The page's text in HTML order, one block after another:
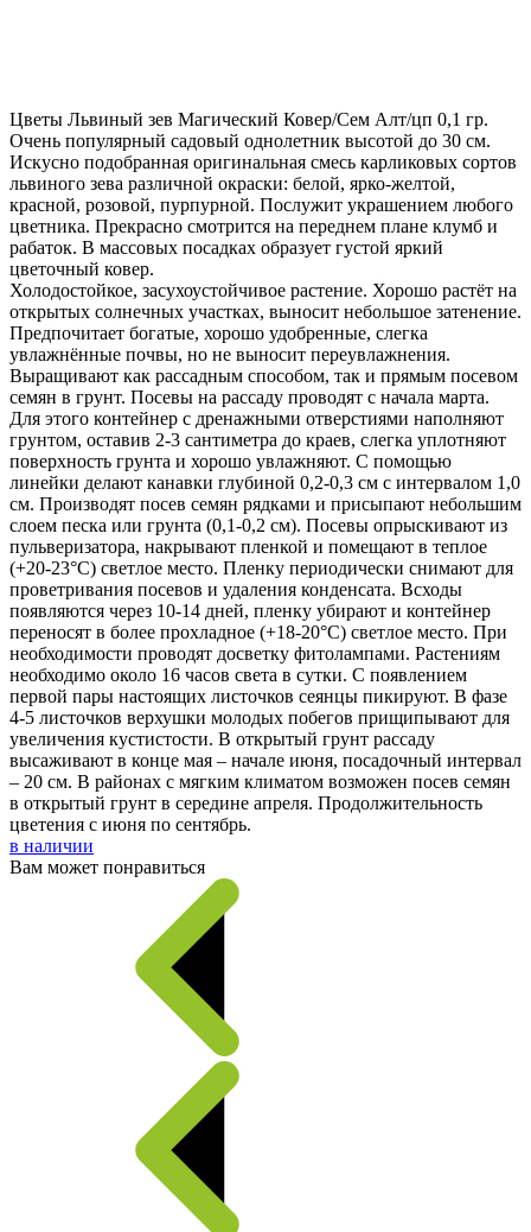
Цветы Львиный зев Магический Ковер/Сем Алт/цп 0,1 гр.
Очень популярный садовый однолетник высотой до 30 см.
Искусно подобранная оригинальная смесь карликовых сортов
львиного зева различной окраски: белой, ярко-желтой,
красной, розовой, пурпурной. Послужит украшением любого
цветника. Прекрасно смотрится на переднем плане клумб и
рабаток. В массовых посадках образует густой яркий
цветочный ковер.
Холодостойкое, засухоустойчивое растение. Хорошо растёт на
открытых солнечных участках, выносит небольшое затенение.
Предпочитает богатые, хорошо удобренные, слегка
увлажнённые почвы, но не выносит переувлажнения.
Выращивают как рассадным способом, так и прямым посевом
семян в грунт. Посевы на рассаду проводят с начала марта.
Для этого контейнер с дренажными отверстиями наполняют
грунтом, оставив 2-3 сантиметра до краев, слегка уплотняют
поверхность грунта и хорошо увлажняют. С помощью
линейки делают канавки глубиной 0,2-0,3 см с интервалом 1,0
см. Производят посев семян рядками и присыпают небольшим
слоем песка или грунта (0,1-0,2 см). Посевы опрыскивают из
пульверизатора, накрывают пленкой и помещают в теплое
(+20-23°С) светлое место. Пленку периодически снимают для
проветривания посевов и удаления конденсата. Всходы
появляются через 10-14 дней, пленку убирают и контейнер
переносят в более прохладное (+18-20°C) светлое место. При
необходимости проводят досветку фитолампами. Растениям
необходимо около 16 часов света в сутки. С появлением
первой пары настоящих листочков сеянцы пикируют. В фазе
4-5 листочков верхушки молодых побегов прищипывают для
увеличения кустистости. В открытый грунт рассаду
высаживают в конце мая – начале июня, посадочный интервал
– 20 см. В районах с мягким климатом возможен посев семян
в открытый грунт в середине апреля. Продолжительность
цветения с июня по сентябрь.
в наличии
Вам может понравиться